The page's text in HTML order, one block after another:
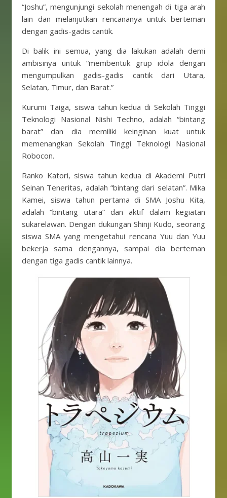
“Joshu”, mengunjungi sekolah menengah di tiga arah
lain dan melanjutkan rencananya untuk berteman
dengan gadis-gadis cantik.
Di balik ini semua, yang dia lakukan adalah demi
ambisinya untuk “membentuk grup idola dengan
mengumpulkan gadis-gadis cantik dari Utara,
Selatan, Timur, dan Barat.”
Kurumi Taiga, siswa tahun kedua di Sekolah Tinggi
Teknologi Nasional Nishi Techno, adalah “bintang
barat” dan dia memiliki keinginan kuat untuk
memenangkan Sekolah Tinggi Teknologi Nasional
Robocon.
Ranko Katori, siswa tahun kedua di Akademi Putri
Seinan Teneritas, adalah “bintang dari selatan”. Mika
Kamei, siswa tahun pertama di SMA Joshu Kita,
adalah “bintang utara” dan aktif dalam kegiatan
sukarelawan. Dengan dukungan Shinji Kudo, seorang
siswa SMA yang mengetahui rencana Yuu dan Yuu
bekerja sama dengannya, sampai dia berteman
dengan tiga gadis cantik lainnya.